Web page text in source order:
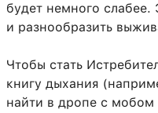
будет немного слабее.
и разнообразить
Чтобы стать
книгу дыхания
найти в дропе с